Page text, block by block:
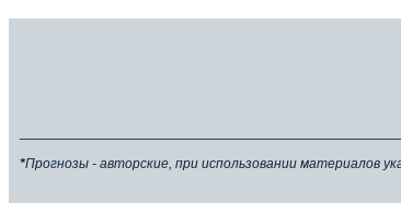
*Прогнозы - авторские, при использовании материалов